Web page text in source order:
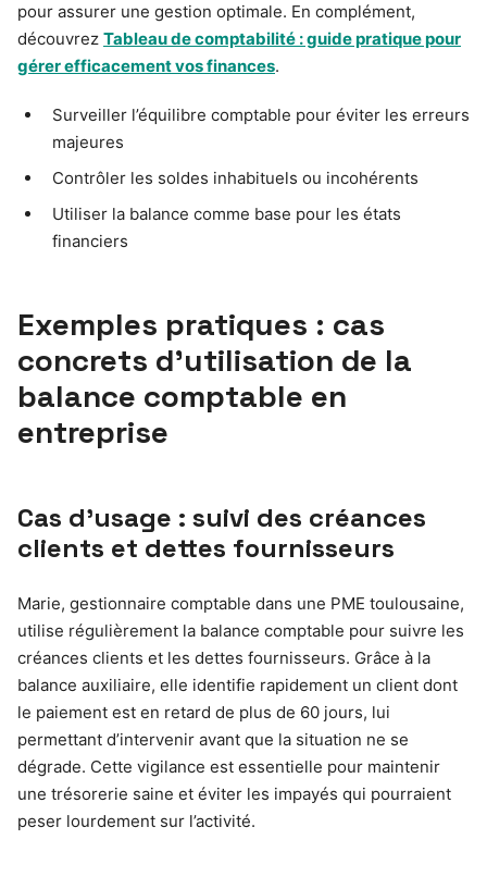
pour assurer une gestion optimale. En complément,
découvrez Tableau de comptabilité : guide pratique pour
gérer efficacement vos finances.
Surveiller l’équilibre comptable pour éviter les erreurs
majeures
Contrôler les soldes inhabituels ou incohérents
Utiliser la balance comme base pour les états
financiers
Exemples pratiques : cas
concrets d’utilisation de la
balance comptable en
entreprise
Cas d’usage : suivi des créances
clients et dettes fournisseurs
Marie, gestionnaire comptable dans une PME toulousaine,
utilise régulièrement la balance comptable pour suivre les
créances clients et les dettes fournisseurs. Grâce à la
balance auxiliaire, elle identifie rapidement un client dont
le paiement est en retard de plus de 60 jours, lui
permettant d’intervenir avant que la situation ne se
dégrade. Cette vigilance est essentielle pour maintenir
une trésorerie saine et éviter les impayés qui pourraient
peser lourdement sur l’activité.